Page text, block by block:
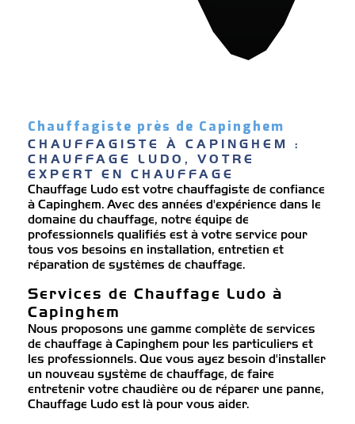
Chauffagiste près de Capinghem
CHAUFFAGISTE À CAPINGHEM :
CHAUFFAGE LUDO, VOTRE
EXPERT EN CHAUFFAGE
Chauffage Ludo est votre chauffagiste de confiance
à Capinghem. Avec des années d'expérience dans le
domaine du chauffage, notre équipe de
professionnels qualifiés est à votre service pour
tous vos besoins en installation, entretien et
réparation de systèmes de chauffage.
Services de Chauffage Ludo à
Capinghem
Nous proposons une gamme complète de services
de chauffage à Capinghem pour les particuliers et
les professionnels. Que vous ayez besoin d'installer
un nouveau système de chauffage, de faire
entretenir votre chaudière ou de réparer une panne,
Chauffage Ludo est là pour vous aider.